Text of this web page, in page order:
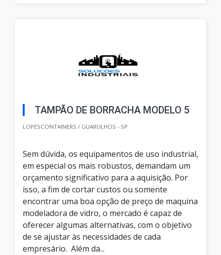
TAMPÃO DE BORRACHA MODELO 5
LOPESCONTAINERS / GUARULHOS - SP
Sem dúvida, os equipamentos de uso industrial,
em especial os mais robustos, demandam um
orçamento significativo para a aquisição. Por
isso, a fim de cortar custos ou somente
encontrar uma boa opção de preço de maquina
modeladora de vidro, o mercado é capaz de
oferecer algumas alternativas, com o objetivo
de se ajustar às necessidades de cada
empresário. Além da...